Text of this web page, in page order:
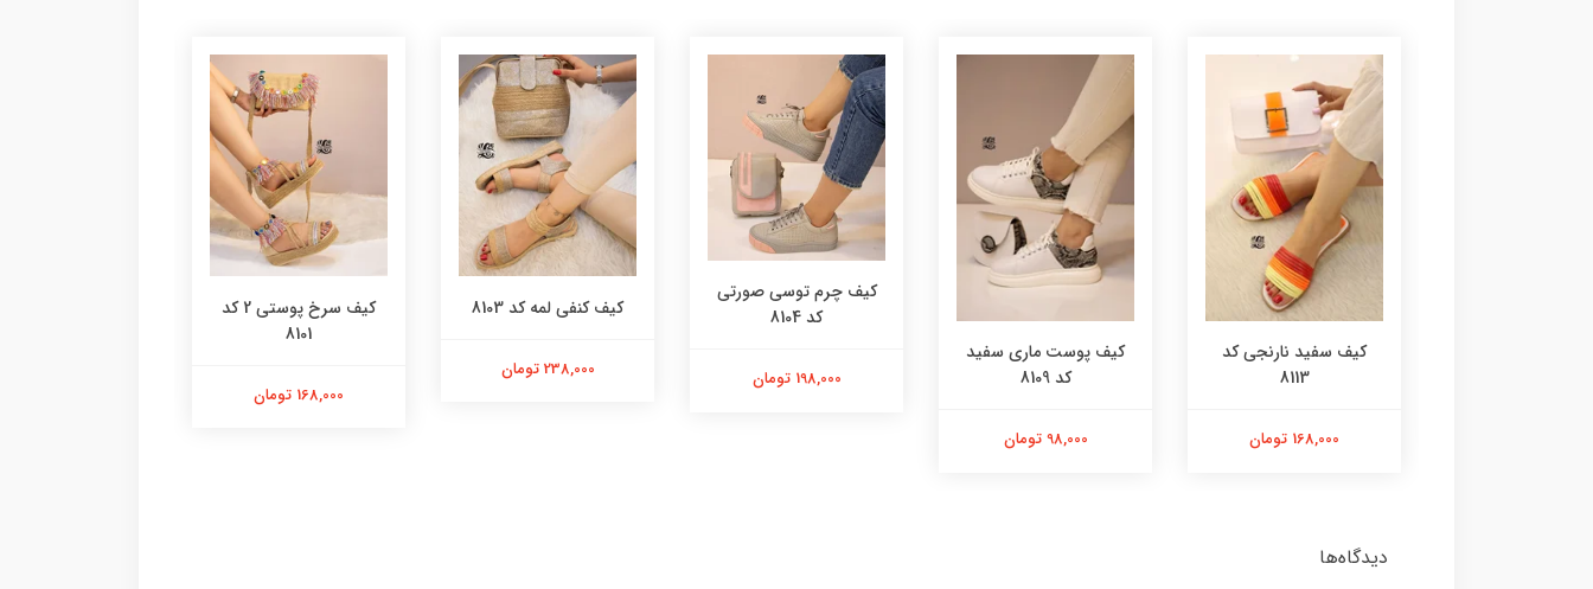
کیف سفید نارنجی کد
8113
168,000 تومان
کیف پوست ماری سفید
کد 8109
98,000 تومان
کیف چرم توسی صورتی
کد 8104
198,000 تومان
کیف کنفی لمه کد 8103
238,000 تومان
کیف سرخ پوستی 2 کد
8101
168,000 تومان
دیدگاه‌ها